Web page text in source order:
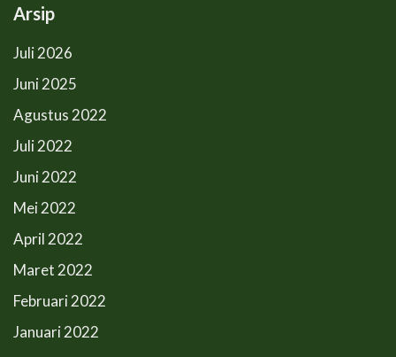
Arsip
Juli 2026
Juni 2025
Agustus 2022
Juli 2022
Juni 2022
Mei 2022
April 2022
Maret 2022
Februari 2022
Januari 2022